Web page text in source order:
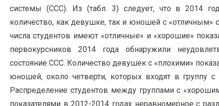
системы (ССС). Из (табл. 3) следует, что в 2014
количество, как девушке, так и юношей с «отличным»
числа студентов имеют «отличные» и «хорошие»
первокурсников 2014 года обнаружили
состояние ССС. Количество девушек с «плохими»
юношей, около четверти, которых входят в группу с
Распределение студентов между группами с
показателями в 2012-2014 годах неравномерное с